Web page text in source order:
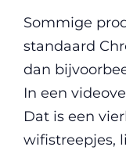
Sommige
standaard
dan
In een
Dat is een
wifistreepjes,